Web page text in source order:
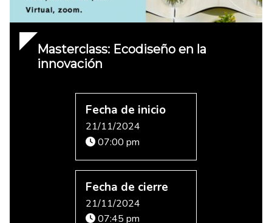
Masterclass: Ecodiseño en la
innovación
Fecha de inicio
21/11/2024
07:00 pm
Fecha de cierre
21/11/2024
07:45 pm